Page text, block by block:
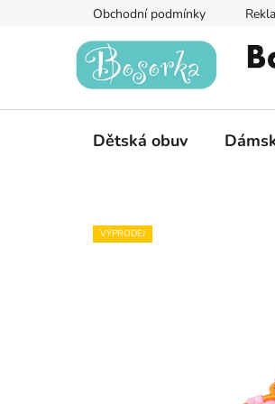
Obchodní podmínky
Dětská obuv
VÝPRODEJ